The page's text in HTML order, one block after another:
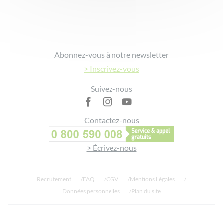
Utilisation corps, cheveux et bain
Abonnez-vous à notre newsletter
> Inscrivez-vous
Suivez-nous
Contactez-nous
> Écrivez-nous
Recrutement FAQ CGV
Mentions Légales
Données personnelles
Plan du site